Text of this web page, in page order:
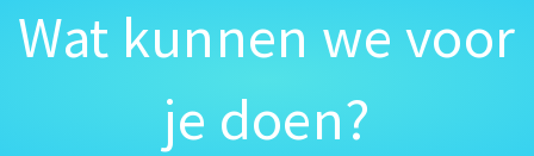
Wat kunnen we voor
je doen?